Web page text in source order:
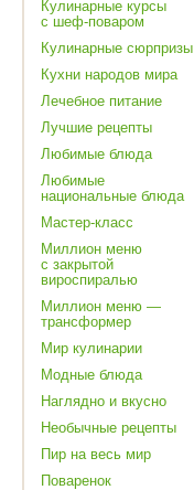
Кулинарные курсы
с шеф-поваром
Кулинарные сюрпризы
Кухни народов мира
Лечебное питание
Лучшие рецепты
Любимые блюда
Любимые
национальные блюда
Мастер-класс
Миллион меню
с закрытой
вироспиралью
Миллион меню —
трансформер
Мир кулинарии
Модные блюда
Наглядно и вкусно
Необычные рецепты
Пир на весь мир
Поваренок